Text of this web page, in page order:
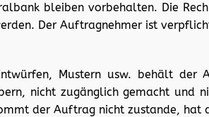
bleiben vorbehalten. Die
Der Auftragnehmer ist
Mustern usw. behält der
nicht zugänglich gemacht und
der Auftrag nicht zustande,